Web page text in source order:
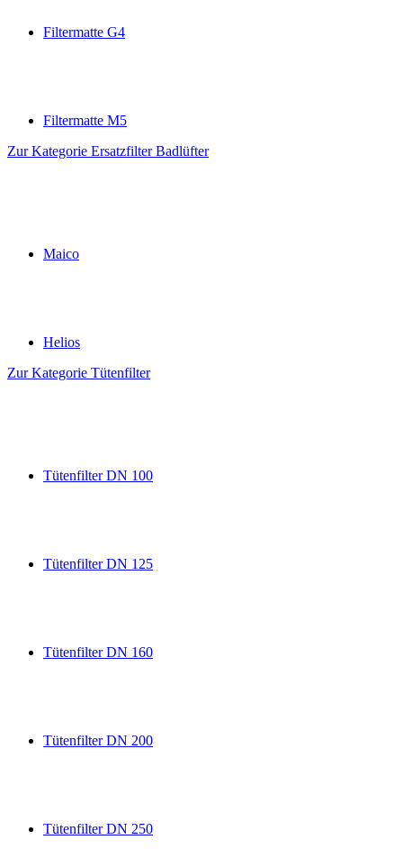
Filtermatte G4
Filtermatte M5
Zur Kategorie Ersatzfilter Badlüfter
Maico
Helios
Zur Kategorie Tütenfilter
Tütenfilter DN 100
Tütenfilter DN 125
Tütenfilter DN 160
Tütenfilter DN 200
Tütenfilter DN 250